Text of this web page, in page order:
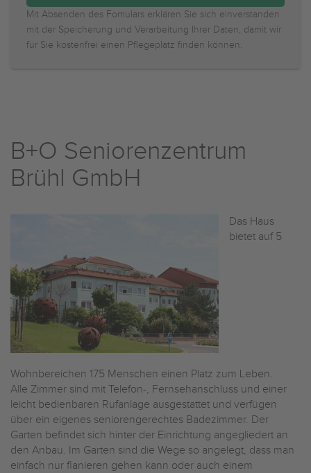
Mit Absenden des Fomulars erklären Sie sich einverstanden
mit der Speicherung und Verarbeitung Ihrer Daten, damit wir
für Sie kostenfrei einen Pflegeplatz finden können.
B+O Seniorenzentrum
Brühl GmbH
Das Haus
bietet auf 5
Wohnbereichen 175 Menschen einen Platz zum Leben.
Alle Zimmer sind mit Telefon-, Fernsehanschluss und einer
leicht bedienbaren Rufanlage ausgestattet und verfügen
über ein eigenes seniorengerechtes Badezimmer. Der
Garten befindet sich hinter der Einrichtung angegliedert an
den Anbau. Im Garten sind die Wege so angelegt, dass man
einfach nur flanieren gehen kann oder auch einem